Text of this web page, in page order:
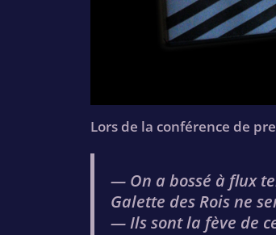
Lors de la conférence de
— On a bossé à flux
Galette des Roisne
— Ils sont la fève de